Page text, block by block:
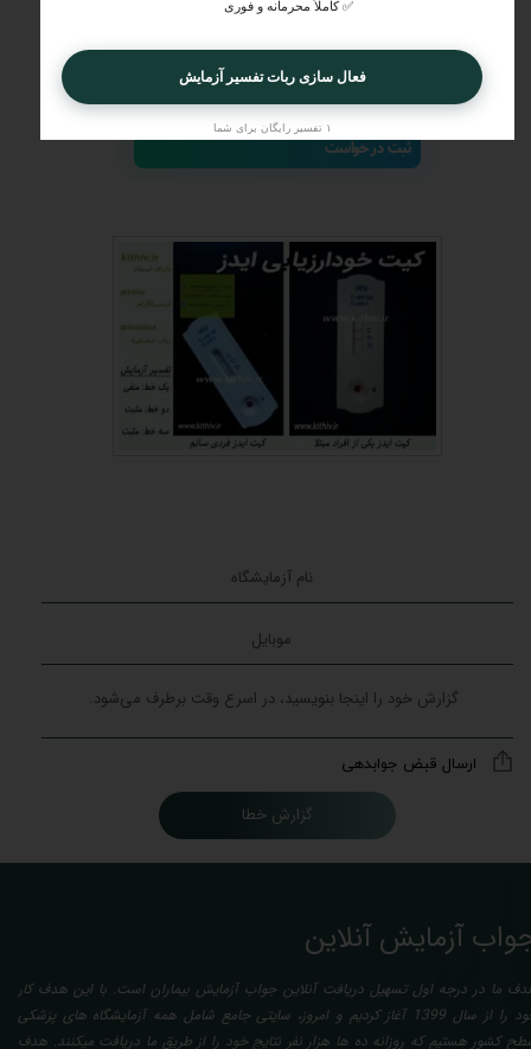
★★ نکات درمانی و تشخیصی ویژه پزشک معالج
ثبت درخواست
گزارش خطا
ارسال قبض جوابدهی
آزمایش آنلاین
ما در درجه اول تسهیل دریافت آنلاین جواب آزمایش بیماران است. با این هدف کار
خود را از سال 1399 آغاز کردیم و امروز، سایتی جامع شامل همه آزمایشگاه های پزشکی
کشور هستیم که روزانه ده ها هزار نفر نتایج خود را از طریق ما دریافت میکنند. هدف
✅ کاملاً محرمانه و فوری
فعال سازی ربات تفسیر آزمایش
۱ تفسیر رایگان برای شما